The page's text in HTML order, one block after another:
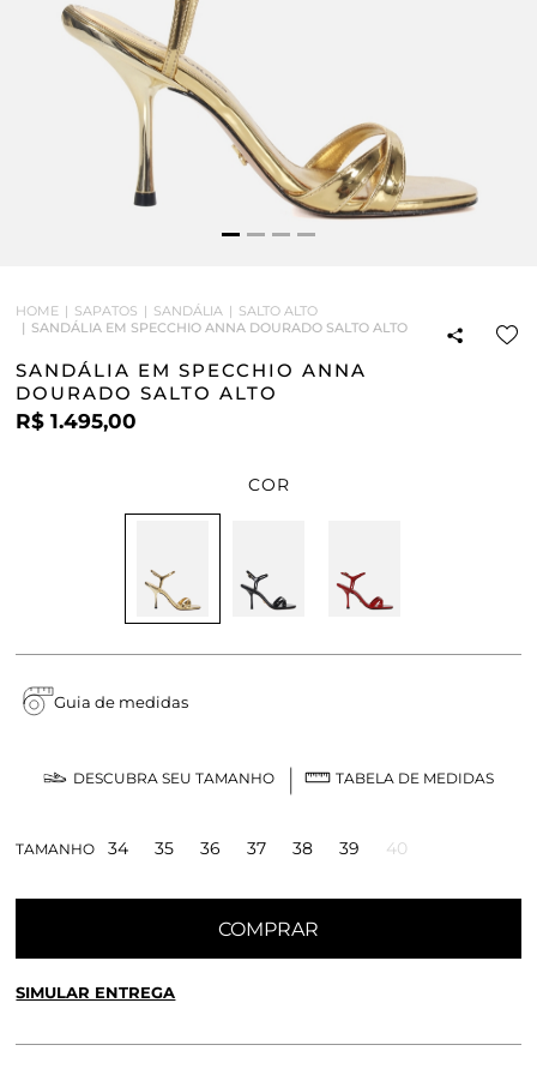
HOME SAPATOS SANDÁLIA
SALTO ALTO
SANDÁLIA EM SPECCHIO ANNA DOURADO SALTO ALTO
SANDÁLIA EM SPECCHIO ANNA
DOURADO SALTO ALTO
R$ 1.495,00
COR
Guia de medidas
DESCUBRA SEU TAMANHO TABELA DE MEDIDAS
TAMANHO 34 35 36 37 38 39 40
COMPRAR
SIMULAR ENTREGA